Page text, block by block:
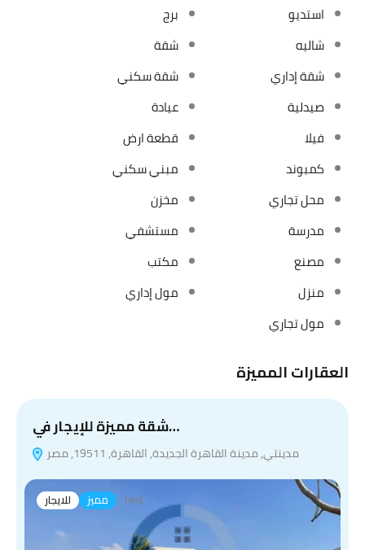
استديو
برج
شاليه
شقة
شقة إداري
شقة سكني
صيدلية
عيادة
فيلا
قطعة ارض
كمبوند
مبني سكني
محل تجاري
مخزن
مدرسة
مستشفي
مصنع
مكتب
منزل
مول إداري
مول تجاري
العقارات المميزة
شقة مميزة للإيجار في…
مدينتي, مدينة القاهرة الجديدة, القاهرة, 19511, مصر
للايجار مميز Hot